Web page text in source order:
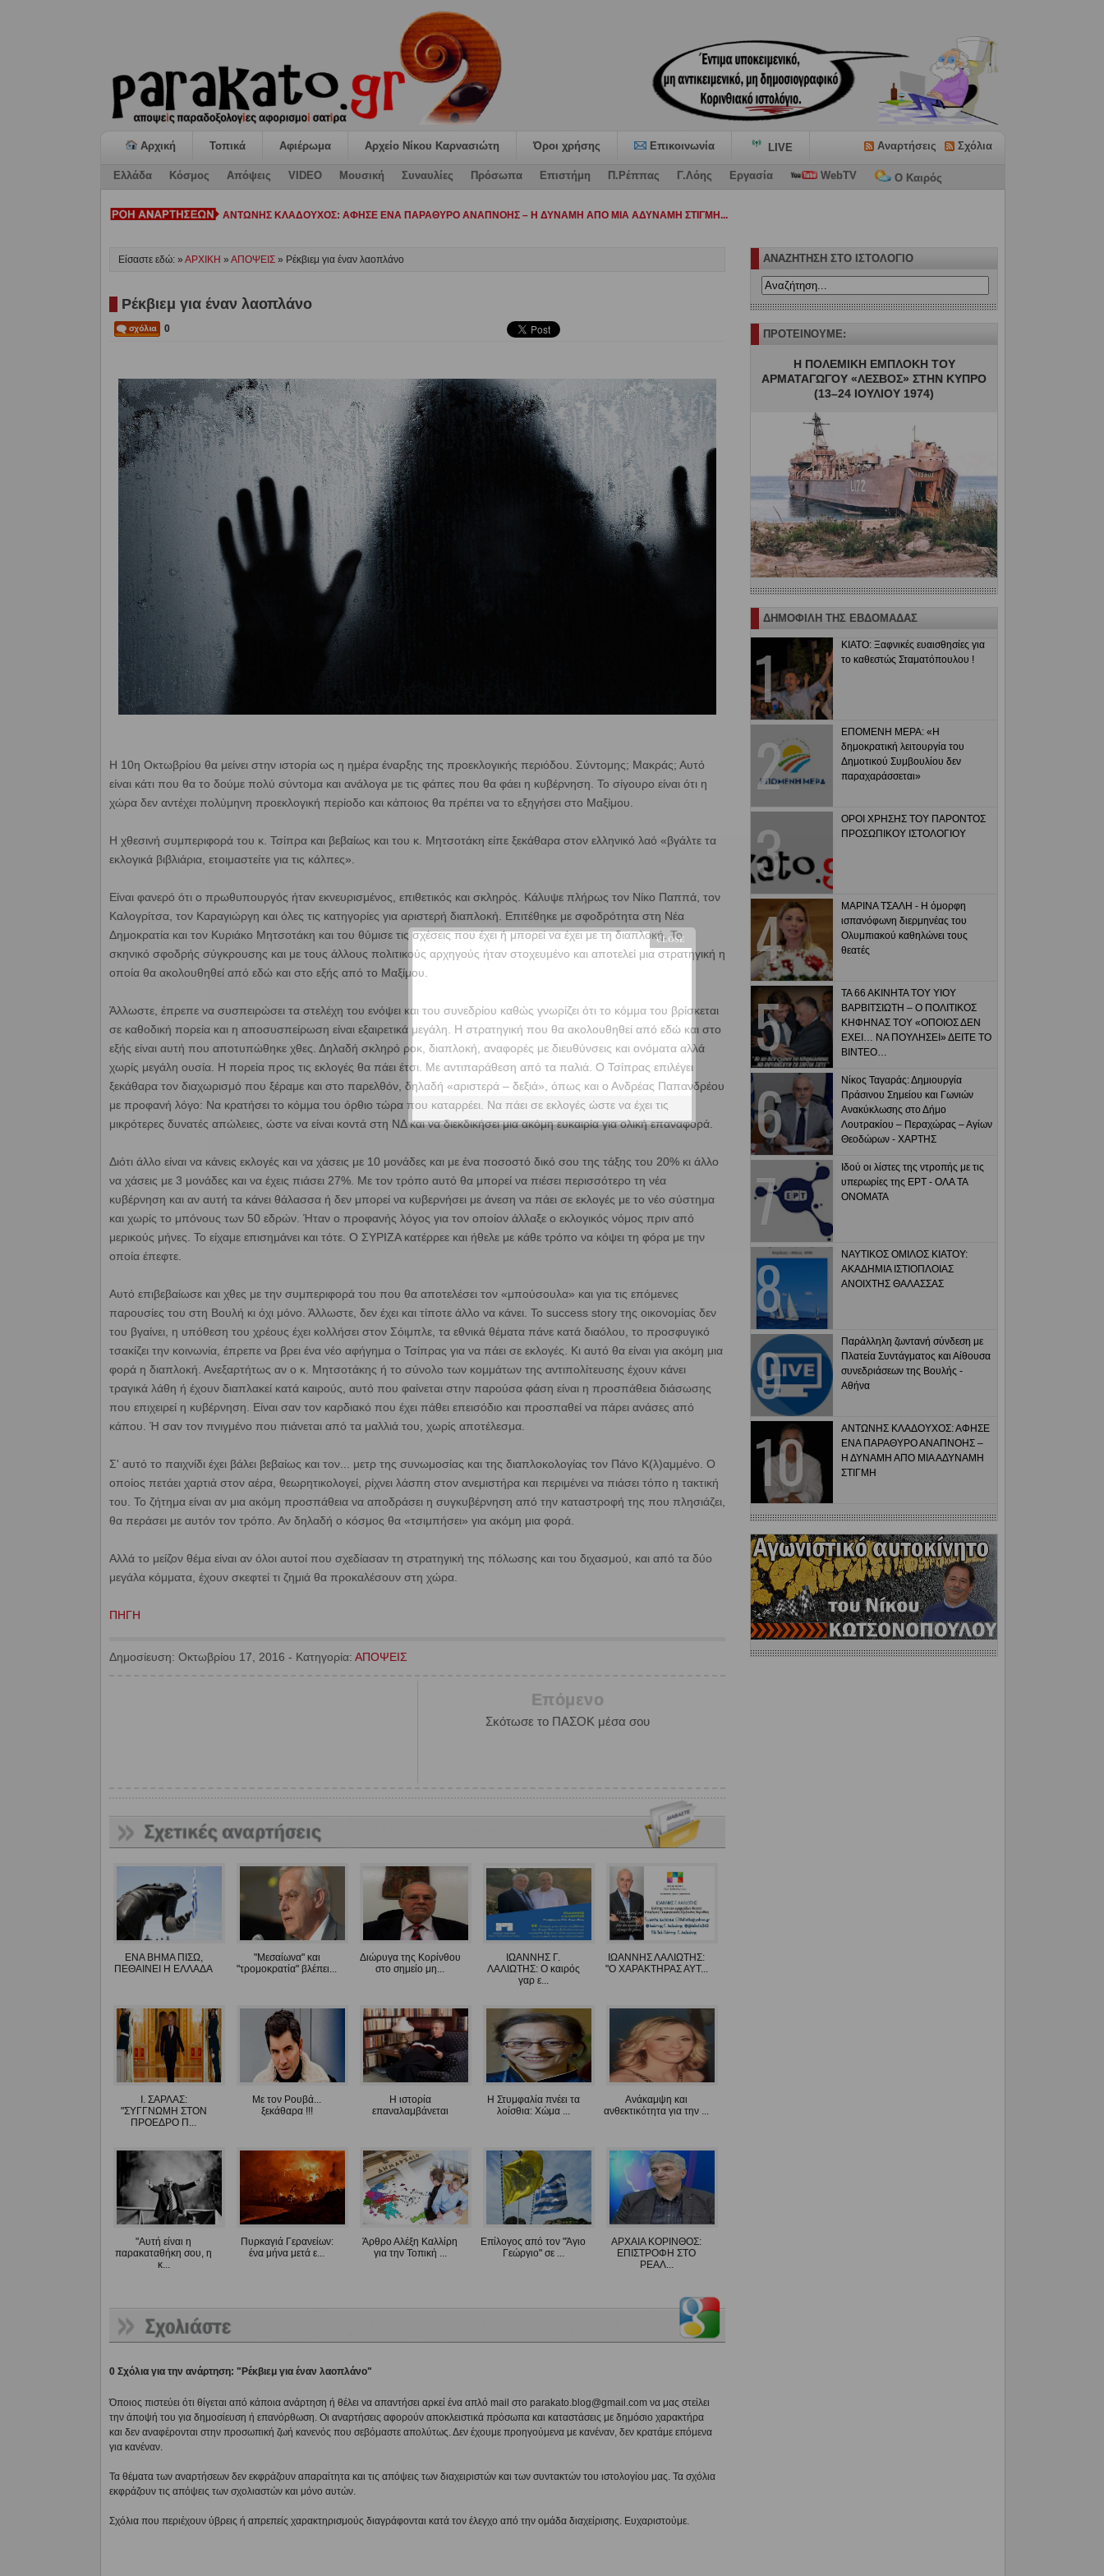
Αρχική Τοπικά Αφιέρωμα Αρχείο Νίκου Καρνασιώτη Όροι χρήσης Επικοινωνία LIVE Αναρτήσεις Σχόλια
Ελλάδα Κόσμος Απόψεις VIDEO Μουσική Συναυλίες Πρόσωπα Επιστήμη Π.Ρέππας Γ.Λόης Εργασία WebTV Ο Καιρός
ΚΙΑΤΟ: Η «ΕΠΟΜΕΝΗ ΜΕΡΑ» καταψ-
Είσαστε εδώ: » ΑΡΧΙΚΗ » ΑΠΟΨΕΙΣ » Ρέκβιεμ για έναν λαοπλάνο
Ρέκβιεμ για έναν λαοπλάνο
0
Η 10η Οκτωβρίου θα μείνει στην ιστορία ως η ημέρα έναρξης της προεκλογικής περιόδου. Σύντομης; Μακράς; Αυτό
είναι κάτι που θα το δούμε πολύ σύντομα και ανάλογα με τις φάπες που θα φάει η κυβέρνηση. Το σίγουρο είναι ότι η
χώρα δεν αντέχει πολύμηνη προεκλογική περίοδο και κάποιος θα πρέπει να το εξηγήσει στο Μαξίμου.
Η χθεσινή συμπεριφορά του κ. Τσίπρα και βεβαίως και του κ. Μητσοτάκη είπε ξεκάθαρα στον ελληνικό λαό «βγάλτε τα
εκλογικά βιβλιάρια, ετοιμαστείτε για τις κάλπες».
Είναι φανερό ότι ο πρωθυπουργός ήταν εκνευρισμένος, επιθετικός και σκληρός. Κάλυψε πλήρως τον Νίκο Παππά, τον
Καλογρίτσα, τον Καραγιώργη και όλες τις κατηγορίες για αριστερή διαπλοκή. Επιτέθηκε με σφοδρότητα στη Νέα
Δημοκρατία και τον Κυριάκο Μητσοτάκη και του θύμισε τις σχέσεις που έχει ή μπορεί να έχει με τη διαπλοκή. Το
σκηνικό σφοδρής σύγκρουσης και με τους άλλους πολιτικούς αρχηγούς ήταν στοχευμένο και αποτελεί μια στρατηγική η
οποία θα ακολουθηθεί από εδώ και στο εξής από το Μαξίμου.
Άλλωστε, έπρεπε να συσπειρώσει τα στελέχη του ενόψει και του συνεδρίου καθώς γνωρίζει ότι το κόμμα του βρίσκεται
σε καθοδική πορεία και η αποσυσπείρωση είναι εξαιρετικά μεγάλη. Η στρατηγική που θα ακολουθηθεί από εδώ και στο
εξής είναι αυτή που αποτυπώθηκε χθες. Δηλαδή σκληρό ροκ, διαπλοκή, αναφορές με διευθύνσεις και ονόματα αλλά
χωρίς μεγάλη ουσία. Η πορεία προς τις εκλογές θα πάει έτσι. Με αντιπαράθεση από τα παλιά. Ο Τσίπρας επιλέγει
ξεκάθαρα τον διαχωρισμό που ξέραμε και στο παρελθόν, δηλαδή «αριστερά – δεξιά», όπως και ο Ανδρέας Παπανδρέου
με προφανή λόγο: Να κρατήσει το κόμμα του όρθιο τώρα που καταρρέει. Να πάει σε εκλογές ώστε να έχει τις
μικρότερες δυνατές απώλειες, ώστε να είναι κοντά στη ΝΔ και να διεκδικήσει μια ακόμη ευκαιρία για ολική επαναφορά.
Διότι άλλο είναι να κάνεις εκλογές και να χάσεις με 10 μονάδες και με ένα ποσοστό δικό σου της τάξης του 20% κι άλλο
να χάσεις με 3 μονάδες και να έχεις πιάσει 27%. Με τον τρόπο αυτό θα μπορεί να πιέσει περισσότερο τη νέα
κυβέρνηση και αν αυτή τα κάνει θάλασσα ή δεν μπορεί να κυβερνήσει με άνεση να πάει σε εκλογές με το νέο σύστημα
και χωρίς το μπόνους των 50 εδρών. Ήταν ο προφανής λόγος για τον οποίον άλλαξε ο εκλογικός νόμος πριν από
μερικούς μήνες. Το είχαμε επισημάνει και τότε. Ο ΣΥΡΙΖΑ κατέρρεε και ήθελε με κάθε τρόπο να κόψει τη φόρα με την
οποία έπεφτε.
Αυτό επιβεβαίωσε και χθες με την συμπεριφορά του που θα αποτελέσει τον «μπούσουλα» και για τις επόμενες
παρουσίες του στη Βουλή κι όχι μόνο. Άλλωστε, δεν έχει και τίποτε άλλο να κάνει. Το success story της οικονομίας δεν
του βγαίνει, η υπόθεση του χρέους έχει κολλήσει στον Σόιμπλε, τα εθνικά θέματα πάνε κατά διαόλου, το προσφυγικό
τσακίζει την κοινωνία, έπρεπε να βρει ένα νέο αφήγημα ο Τσίπρας για να πάει σε εκλογές. Κι αυτό θα είναι για ακόμη μια
φορά η διαπλοκή. Ανεξαρτήτως αν ο κ. Μητσοτάκης ή το σύνολο των κομμάτων της αντιπολίτευσης έχουν κάνει
τραγικά λάθη ή έχουν διαπλακεί κατά καιρούς, αυτό που φαίνεται στην παρούσα φάση είναι η προσπάθεια διάσωσης
που επιχειρεί η κυβέρνηση. Είναι σαν τον καρδιακό που έχει πάθει επεισόδιο και προσπαθεί να πάρει ανάσες από
κάπου. Ή σαν τον πνιγμένο που πιάνεται από τα μαλλιά του, χωρίς αποτέλεσμα.
Σ' αυτό το παιχνίδι έχει βάλει βεβαίως και τον... μετρ της συνωμοσίας και της διαπλοκολογίας τον Πάνο Κ(λ)αμμένο. Ο
οποίος πετάει χαρτιά στον αέρα, θεωρητικολογεί, ρίχνει λάσπη στον ανεμιστήρα και περιμένει να πιάσει τόπο η τακτική
του. Το ζήτημα είναι αν μια ακόμη προσπάθεια να αποδράσει η συγκυβέρνηση από την καταστροφή της που πλησιάζει,
θα περάσει με αυτόν τον τρόπο. Αν δηλαδή ο κόσμος θα «τσιμπήσει» για ακόμη μια φορά.
Αλλά το μείζον θέμα είναι αν όλοι αυτοί που σχεδίασαν τη στρατηγική της πόλωσης και του διχασμού, και από τα δύο
μεγάλα κόμματα, έχουν σκεφτεί τι ζημιά θα προκαλέσουν στη χώρα.
ΠΗΓΗ
Δημοσίευση: Οκτωβρίου 17, 2016 - Κατηγορία: ΑΠΟΨΕΙΣ
Επόμενο
Σκότωσε το ΠΑΣΟΚ μέσα σου
ΕΝΑ ΒΗΜΑ ΠΙΣΩ,
ΠΕΘΑΙΝΕΙ Η ΕΛΛΑΔΑ
"Μεσαίωνα" και
"τρομοκρατία" βλέπει...
Διώρυγα της Κορίνθου
στο σημείο μη...
ΙΩΑΝΝΗΣ Γ.
ΛΑΛΙΩΤΗΣ: Ο καιρός
γαρ ε...
ΙΩΑΝΝΗΣ ΛΑΛΙΩΤΗΣ:
"O XAΡΑΚΤΗΡΑΣ ΑΥΤ...
Ι. ΣΑΡΛΑΣ:
"ΣΥΓΓΝΩΜΗ ΣΤΟΝ
ΠΡΟΕΔΡΟ Π...
Με τον Ρουβά...
ξεκάθαρα !!!
Η ιστορία
επαναλαμβάνεται
Η Στυμφαλία πνέει τα
λοίσθια: Χώμα ...
Ανάκαμψη και
ανθεκτικότητα για την ...
"Αυτή είναι η
παρακαταθήκη σου, η
κ...
Πυρκαγιά Γερανείων:
ένα μήνα μετά ε...
Άρθρο Αλέξη Καλλίρη
για την Τοπική ...
Επίλογος από τον "Άγιο
Γεώργιο" σε ...
ΑΡΧΑΙΑ ΚΟΡΙΝΘΟΣ:
ΕΠΙΣΤΡΟΦΗ ΣΤΟ
ΡΕΑΛ...
0 Σχόλια για την ανάρτηση: "Ρέκβιεμ για έναν λαοπλάνο"
Όποιος πιστεύει ότι θίγεται από κάποια ανάρτηση ή θέλει να απαντήσει αρκεί ένα απλό mail στο parakato.blog@gmail.com να μας στείλει
την άποψή του για δημοσίευση ή επανόρθωση. Οι αναρτήσεις αφορούν αποκλειστικά πρόσωπα και καταστάσεις με δημόσιο χαρακτήρα
και δεν αναφέρονται στην προσωπική ζωή κανενός που σεβόμαστε απολύτως. Δεν έχουμε προηγούμενα με κανέναν, δεν κρατάμε επόμενα
για κανέναν.
Τα θέματα των αναρτήσεων δεν εκφράζουν απαραίτητα και τις απόψεις των διαχειριστών και των συντακτών του ιστολογίου μας. Τα σχόλια
εκφράζουν τις απόψεις των σχολιαστών και μόνο αυτών.
Σχόλια που περιέχουν ύβρεις ή απρεπείς χαρακτηρισμούς διαγράφονται κατά τον έλεγχο από την ομάδα διαχείρισης. Ευχαριστούμε.
ΑΝΑΖΗΤΗΣΗ ΣΤΟ ΙΣΤΟΛΟΓΙΟ
ΠΡΟΤΕΙΝΟΥΜΕ:
Η ΠΟΛΕΜΙΚΗ ΕΜΠΛΟΚΗ ΤΟΥ
ΑΡΜΑΤΑΓΩΓΟΥ «ΛΕΣΒΟΣ» ΣΤΗΝ ΚΥΠΡΟ
(13–24 ΙΟΥΛΙΟΥ 1974)
ΔΗΜΟΦΙΛΗ ΤΗΣ ΕΒΔΟΜΑΔΑΣ
ΚΙΑΤΟ: Ξαφνικές ευαισθησίες για
το καθεστώς Σταματόπουλου !
ΕΠΟΜΕΝΗ ΜΕΡΑ: «Η
δημοκρατική λειτουργία του
Δημοτικού Συμβουλίου δεν
παραχαράσσεται»
ΟΡΟΙ ΧΡΗΣΗΣ ΤΟΥ ΠΑΡΟΝΤΟΣ
ΠΡΟΣΩΠΙΚΟΥ ΙΣΤΟΛΟΓΙΟΥ
ΜΑΡΙΝΑ ΤΣΑΛΗ - Η όμορφη
ισπανόφωνη διερμηνέας του
Ολυμπιακού καθηλώνει τους
θεατές
ΤΑ 66 ΑΚΙΝΗΤΑ ΤΟΥ ΥΙΟΥ
ΒΑΡΒΙΤΣΙΩΤΗ – Ο ΠΟΛΙΤΙΚΟΣ
ΚΗΦΗΝΑΣ ΤΟΥ «ΟΠΟΙΟΣ ΔΕΝ
ΕΧΕΙ… ΝΑ ΠΟΥΛΗΣΕΙ» ΔΕΙΤΕ ΤΟ
ΒΙΝΤΕΟ…
Νίκος Ταγαράς: Δημιουργία
Πράσινου Σημείου και Γωνιών
Ανακύκλωσης στο Δήμο
Λουτρακίου – Περαχώρας – Αγίων
Θεοδώρων - ΧΑΡΤΗΣ
Ιδού οι λίστες της ντροπής με τις
υπερωρίες της ΕΡΤ - ΟΛΑ ΤΑ
ΟΝΟΜΑΤΑ
ΝΑΥΤΙΚΟΣ ΟΜΙΛΟΣ ΚΙΑΤΟΥ:
ΑΚΑΔΗΜΙΑ ΙΣΤΙΟΠΛΟΙΑΣ
ΑΝΟΙΧΤΗΣ ΘΑΛΑΣΣΑΣ
Παράλληλη ζωντανή σύνδεση με
Πλατεία Συντάγματος και Αίθουσα
συνεδριάσεων της Βουλής -
Αθήνα
ΑΝΤΩΝΗΣ ΚΛΑΔΟΥΧΟΣ: ΑΦΗΣΕ
ΕΝΑ ΠΑΡΑΘΥΡΟ ΑΝΑΠΝΟΗΣ –
Η ΔΥΝΑΜΗ ΑΠΟ ΜΙΑ ΑΔΥΝΑΜΗ
ΣΤΙΓΜΗ